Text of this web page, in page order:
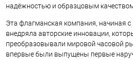
надёжностью и образцовым качеством
Эта флагманская компания, начиная с
внедряла авторские инновации,
преобразовывали мировой часовой
впервые были выпущены первые